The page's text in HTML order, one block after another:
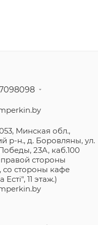
Минская обл.,
р-н., д. Боровляны, ул.
23А, каб.100
правой стороны
со стороны кафе
Естi", 11 этаж.)